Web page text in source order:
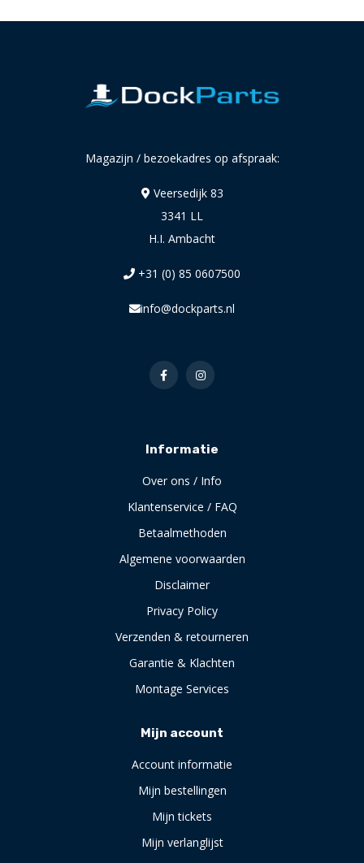
Magazijn / bezoekadres op afspraak:
Veersedijk 83
3341 LL
H.I. Ambacht
+31 (0) 85 0607500
info@dockparts.nl
Informatie
Over ons / Info
Klantenservice / FAQ
Betaalmethoden
Algemene voorwaarden
Disclaimer
Privacy Policy
Verzenden & retourneren
Garantie & Klachten
Montage Services
Mijn account
Account informatie
Mijn bestellingen
Mijn tickets
Mijn verlanglijst